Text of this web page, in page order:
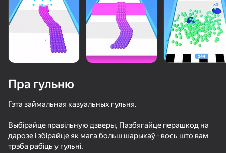
50+ лепшых гульняў, у якія гуляюць
нават тыя, хто «не гуляе»
Bullet Run!
56
Пра гульню
Гэта займальная казуальных гульня.
Выбірайце правільную дзверы, Пазбягайце перашкод на
дарозе і збірайце як мага больш шарыкаў - вось што вам
трэба рабіць у гульні.